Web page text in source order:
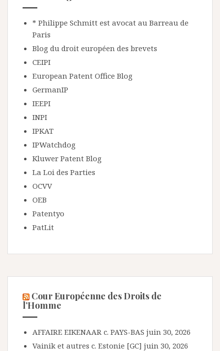
* Philippe Schmitt est avocat au Barreau de
Paris
Blog du droit européen des brevets
CEIPI
European Patent Office Blog
GermanIP
IEEPI
INPI
IPKAT
IPWatchdog
Kluwer Patent Blog
La Loi des Parties
OCVV
OEB
Patentyo
PatLit
Cour Européenne des Droits de
l’Homme
AFFAIRE EIKENAAR c. PAYS-BAS juin 30, 2026
Vainik et autres c. Estonie [GC] juin 30, 2026